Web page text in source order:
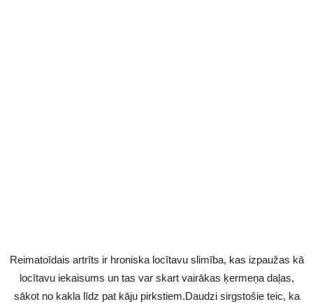
Reimatoīdais artrīts ir hroniska locītavu slimība, kas izpaužas kā
locītavu iekaisums un tas var skart vairākas ķermeņa daļas,
sākot no kakla līdz pat kāju pirkstiem.Daudzi sirgstošie teic, ka